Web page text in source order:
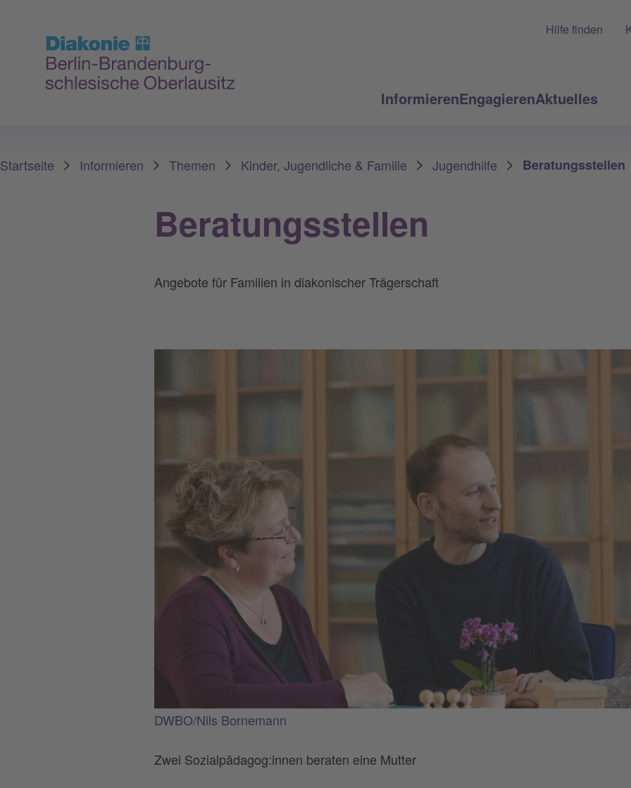
InformierenEngagierenAktuelles
Hilfe finden
Startseite Informieren Themen Kinder, Jugendliche & Familie Jugendhilfe Beratungsstellen
Beratungsstellen
Angebote für Familien in diakonischer Trägerschaft
DWBO/Nils Bornemann
Zwei Sozialpädagog:innen beraten eine Mutter